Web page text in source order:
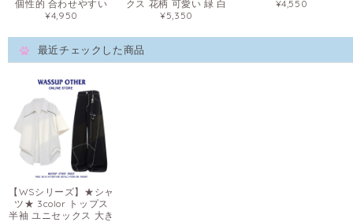
個性的 合わせやすい
¥4,950
クス 花柄 可愛い 緑 白
¥5,350
¥4,550
最近チェックした商品
【WSシリーズ】★シャ
ツ★ 3color トップス
半袖 ユニセックス 大き